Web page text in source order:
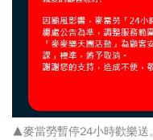
▲麥當勞暫停24小時歡樂送